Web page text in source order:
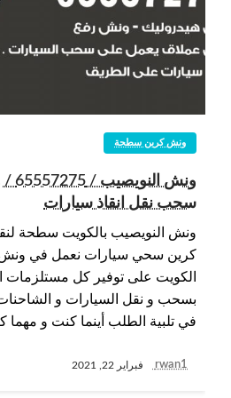
ونش كرين سطحة
ونش
سحب نقل انقاذ سيارات
ونش النويصيب بالكويت سطحة
كرين سحي سيارات نعمل في ونش
الكويت على توفير كل مستلزمات
بسحب و نقل السيارات و
في تلبية الطلب أينما كنت و مهما
rwan1 فبراير 22, 2021